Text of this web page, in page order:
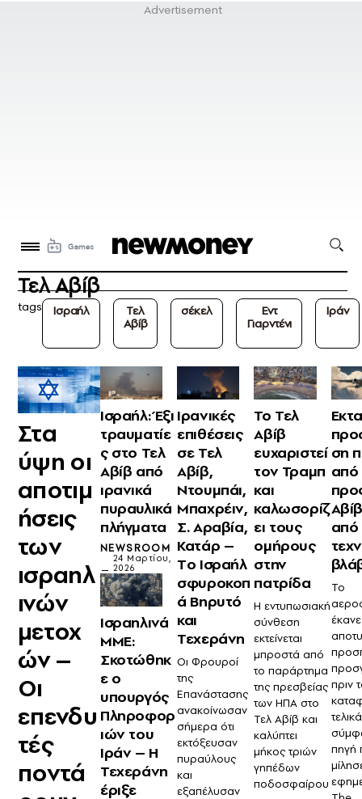
Τελ Αβίβ
tags Ισραήλ
Τελ
Αβίβ
σέκελ
Εντ
Γιαρντένι
Ιράν
Στα
ύψη οι
αποτιμ
ήσεις
των
ισραηλ
ινών
μετοχ
ών –
Οι
επενδυ
τές
ποντά
Ισραήλ: Έξι
τραυματίε
ς στο Τελ
Αβίβ από
ιρανικά
πυραυλικά
πλήγματα
NEWSROOM
24 Μαρτίου,
2026
Ισραηλινά
ΜΜΕ:
Σκοτώθηκ
ε ο
υπουργός
Πληροφορ
ιών του
Ιράν – Η
Τεχεράνη
έριξε
Ιρανικές
επιθέσεις
σε Τελ
Αβίβ,
Ντουμπάι,
Μπαχρέιν,
Σ. Αραβία,
Κατάρ –
Tο Ισραήλ
σφυροκοπ
ά Βηρυτό
και
Τεχεράνη
Οι Φρουροί
της
Επανάστασης
ανακοίνωσαν
σήμερα ότι
εκτόξευσαν
πυραύλους
και
εξαπέλυσαν
Το Τελ
Αβίβ
ευχαριστεί
τον Τραμπ
και
καλωσορίζ
ει τους
ομήρους
στην
πατρίδα
Η εντυπωσιακή
σύνθεση
εκτείνεται
μπροστά από
το παράρτημα
της πρεσβείας
των ΗΠΑ στο
Τελ Αβίβ και
καλύπτει
μήκος τριών
γηπέδων
ποδοσφαίρου
ση
από
Το
πριν
πηγή